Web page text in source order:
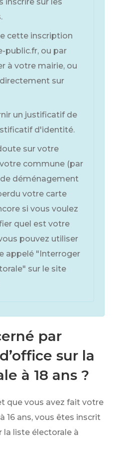
cette inscription
public.fr, ou par
à votre mairie, ou
sur
un justificatif de
d'identité.
sur votre
commune (par
déménagement
votre carte
si vous voulez
quel est votre
pouvez utiliser
appelé "Interroger
sur le site
par
sur la
à 18 ans ?
que vous avez fait votre
à 16 ans, vous êtes inscrit
liste électorale à